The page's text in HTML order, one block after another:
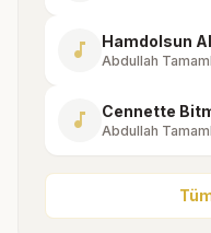
music_note Hamdolsun
Abdullah
music_note Cennette
Abdullah